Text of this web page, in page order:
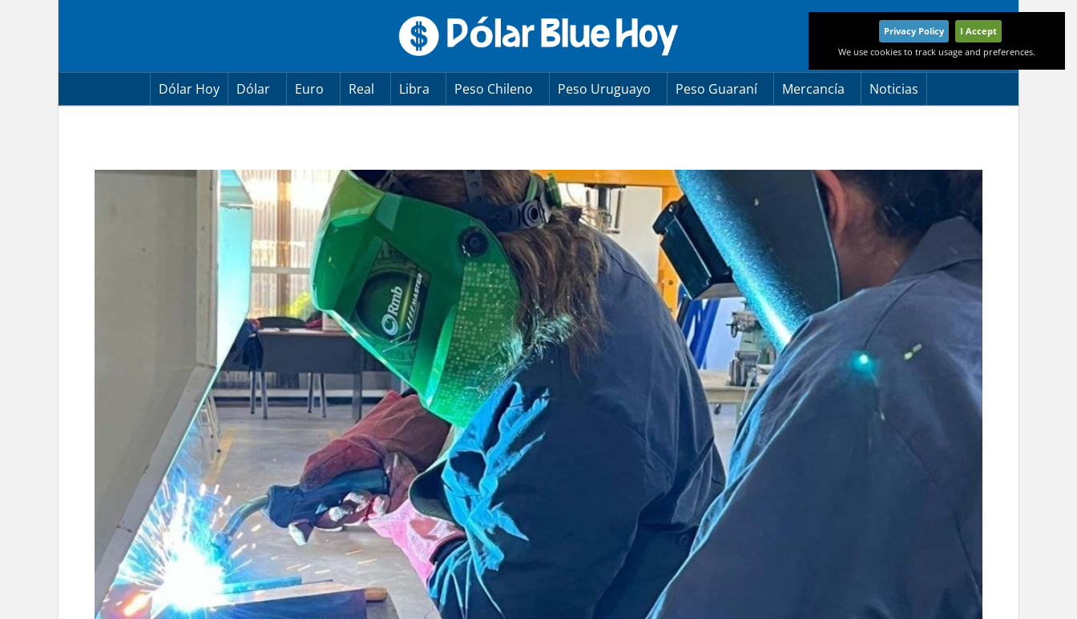
Dólar Hoy Dólar Euro Real Libra Peso Chileno Peso Uruguayo Peso Guaraní Mercancía Noticias
Privacy Policy
I Accept
We use cookies to track usage and preferences.